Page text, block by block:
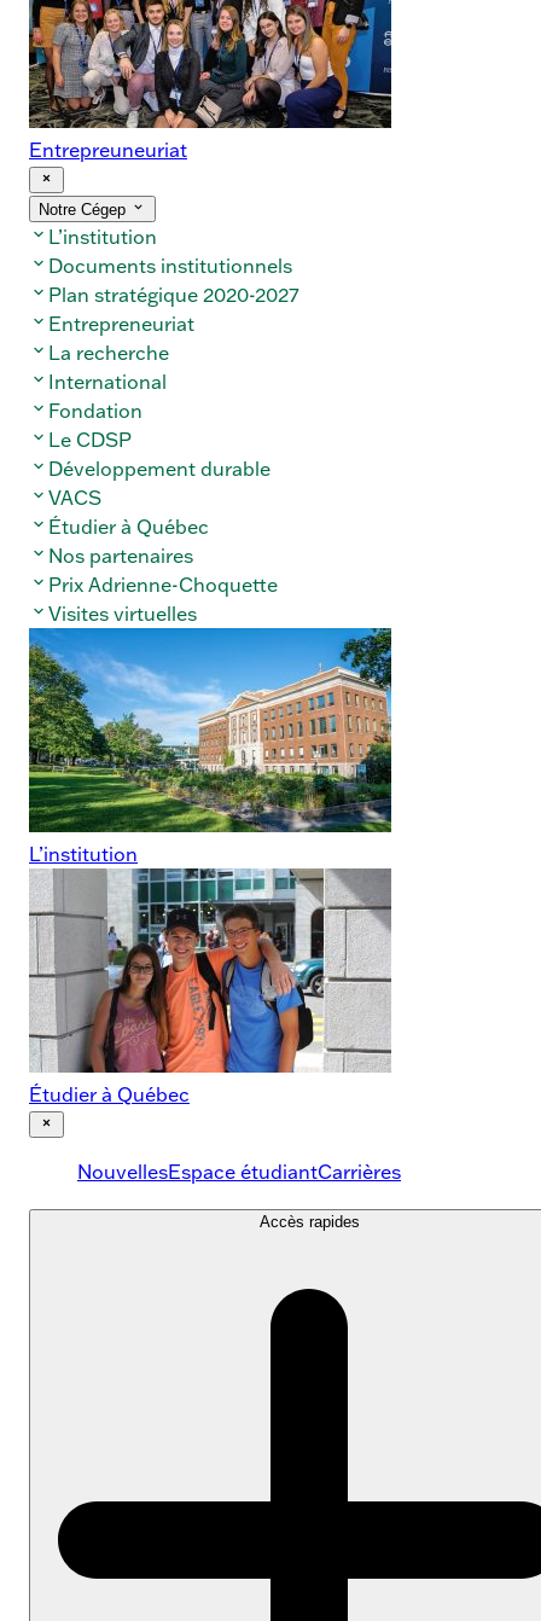
Entrepreuneuriat
« Fermer
le
menu
Notre Cégep
le
sous-
menu
L’institution
Documents institutionnels
Plan stratégique 2020-2027
Entrepreneuriat
La recherche
International
Fondation
Le CDSP
Développement durable
VACS
Étudier à Québec
Nos partenaires
Prix Adrienne-Choquette
Visites virtuelles
L’institution
Étudier à Québec
« Fermer
menuNouvellesEspace étudiantCarrières
Accès rapides